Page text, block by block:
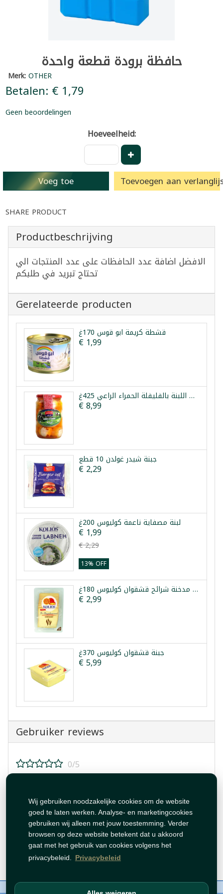
Wij gebruiken noodzakelijke cookies om de website
goed te laten werken. Analyse- en marketingcookies
gebruiken wij alleen met jouw toestemming. Verder
browsen op deze website betekent dat u akkoord
gaat met het gebruik van cookies volgens het
privacybeleid. Privacybeleid
حافظة برودة قطعة واحدة
Merk:OTHER
Betalen: € 1,79
Geen beoordelingen
Hoeveelheid:
Voeg toe Toevoegen aan
SHARE PRODUCT
Productbeschrijving
الافضل اضافة عدد الحافظات على عدد المنتجات الي
تحتاج تبريد في طلبكم
Gerelateerde producten
قشطة كريمة ابو قوس 170غ
€ 1,99
كرات اللبنة بالفليفلة الحمراء الراعي 425غ
€ 8,99
جبنة شيدر غولدن 10 قطع
€ 2,29
لبنة مصفاية ناعمة كوليوس 200غ
€ 1,99
€ 2,29
13% OFF
جبنة مدخنة شرائح قشقوان كوليوس 180غ
€ 2,99
جبنة قشقوان كوليوس 370غ
€ 5,99
Gebruiker reviews
0/5
Beoordeling plaatsen
Over ons WhatsAppen